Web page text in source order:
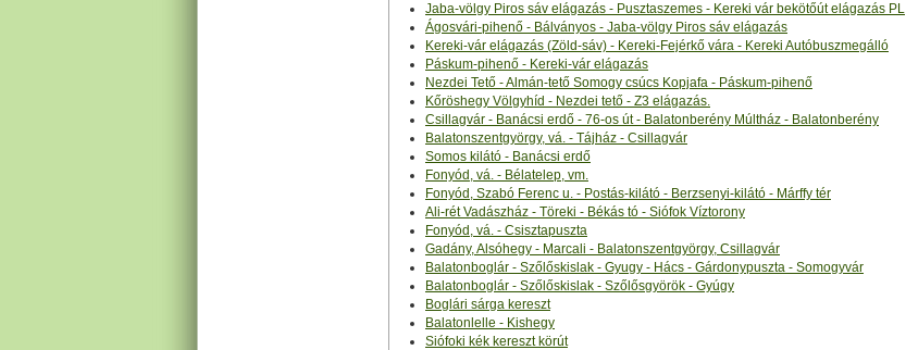
Jaba-völgy Piros sáv elágazás - Pusztaszemes - Kereki vár bekötőút elágazás PL
Ágosvári-pihenő - Bálványos - Jaba-völgy Piros sáv elágazás
Kereki-vár elágazás (Zöld-sáv) - Kereki-Fejérkő vára - Kereki Autóbuszmegálló
Páskum-pihenő - Kereki-vár elágazás
Nezdei Tető - Almán-tető Somogy csúcs Kopjafa - Páskum-pihenő
Kőröshegy Völgyhíd - Nezdei tető - Z3 elágazás.
Csillagvár - Banácsi erdő - 76-os út - Balatonberény Múltház - Balatonberény
Balatonszentgyörgy, vá. - Tájház - Csillagvár
Somos kilátó - Banácsi erdő
Fonyód, vá. - Bélatelep, vm.
Fonyód, Szabó Ferenc u. - Postás-kilátó - Berzsenyi-kilátó - Márffy tér
Ali-rét Vadászház - Töreki - Békás tó - Siófok Víztorony
Fonyód, vá. - Csisztapuszta
Gadány, Alsóhegy - Marcali - Balatonszentgyörgy, Csillagvár
Balatonboglár - Szőlőskislak - Gyugy - Hács - Gárdonypuszta - Somogyvár
Balatonboglár - Szőlőskislak - Szőlősgyörök - Gyúgy
Boglári sárga kereszt
Balatonlelle - Kishegy
Siófoki kék kereszt körút